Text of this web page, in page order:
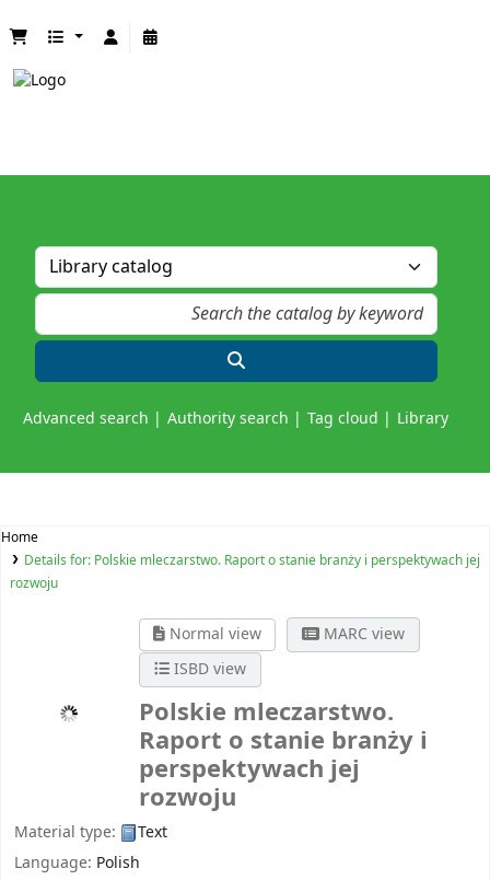
Advanced search Authority search Tag cloud Library
Home
Details for: Polskie mleczarstwo. Raport o stanie branży i perspektywach jej
rozwoju
Normal view
MARC view
ISBD view
Polskie mleczarstwo.
Raport o stanie branży i
perspektywach jej
rozwoju
Material type:
Text
Language: Polish